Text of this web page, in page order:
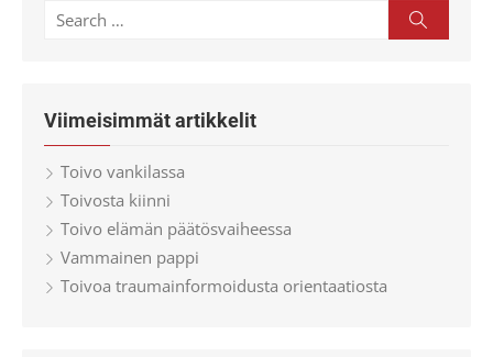
Search
Viimeisimmät artikkelit
Toivo vankilassa
Toivosta kiinni
Toivo elämän päätösvaiheessa
Vammainen pappi
Toivoa traumainformoidusta orientaatiosta